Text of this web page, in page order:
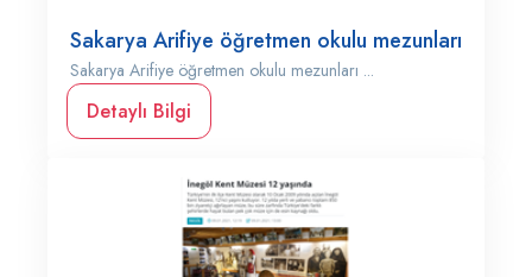
Sakarya Arifiye öğretmen okulu mezunları
Sakarya Arifiye öğretmen okulu mezunları ...
Detaylı Bilgi